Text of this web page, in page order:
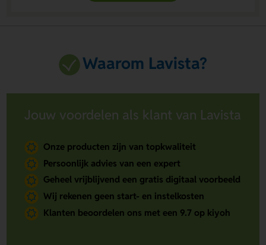
Waarom Lavista?
Jouw voordelen als klant van Lavista
Onze producten zijn van topkwaliteit
Persoonlijk advies van een expert
Geheel vrijblijvend een gratis digitaal voorbeeld
Wij rekenen geen start- en instelkosten
Klanten beoordelen ons met een 9.7 op kiyoh